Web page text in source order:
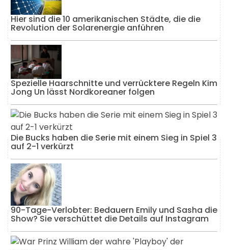
Hier sind die 10 amerikanischen Städte, die die
Revolution der Solarenergie anführen
Spezielle Haarschnitte und verrücktere Regeln Kim
Jong Un lässt Nordkoreaner folgen
Die Bucks haben die Serie mit einem Sieg in Spiel 3
auf 2-1 verkürzt
90-Tage-Verlobter: Bedauern Emily und Sasha die
Show? Sie verschüttet die Details auf Instagram